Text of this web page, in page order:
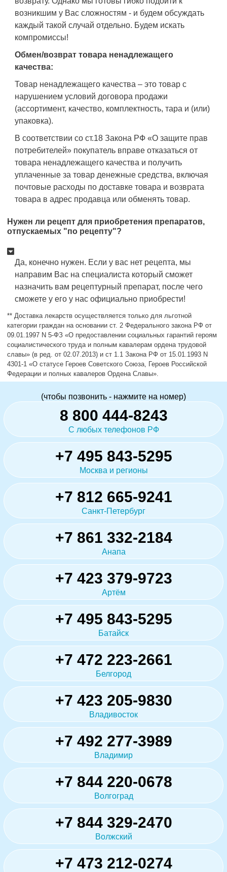
возникшим у Вас сложностям - и будем обсуждать
каждый такой случай отдельно. Будем искать
компромиссы!
Обмен/возврат товара ненадлежащего
качества:
Товар ненадлежащего качества – это товар с
нарушением условий договора продажи
(ассортимент, качество, комплектность, тара и (или)
упаковка).
В соответствии со ст.18 Закона РФ «О защите прав
потребителей» покупатель вправе отказаться от
товара ненадлежащего качества и получить
уплаченные за товар денежные средства, включая
почтовые расходы по доставке товара и возврата
товара в адрес продавца или обменять товар.
Нужен ли рецепт для приобретения препаратов,
отпускаемых "по рецепту"?
Да, конечно нужен. Если у вас нет рецепта, мы
направим Вас на специалиста который сможет
назначить вам рецептурный препарат, после чего
сможете у его у нас официально приобрести!
** Доставка лекарств осуществляется только для льготной
категории граждан на основании ст. 2 Федерального закона РФ от
09.01.1997 N 5-ФЗ «О предоставлении социальных гарантий героям
социалистического труда и полным кавалерам ордена трудовой
славы» (в ред. от 02.07.2013) и ст 1.1 Закона РФ от 15.01.1993 N
4301-1 «О статусе Героев Советского Союза, Героев Российской
Федерации и полных кавалеров Ордена Славы».
(чтобы позвонить - нажмите на номер)
8 800 444-8243
С любых телефонов РФ
+7 495 843-5295
Москва и регионы
+7 812 665-9241
Санкт-Петербург
+7 861 332-2184
Анапа
+7 423 379-9723
Артём
+7 495 843-5295
Батайск
+7 472 223-2661
Белгород
+7 423 205-9830
Владивосток
+7 492 277-3989
Владимир
+7 844 220-0678
Волгоград
+7 844 329-2470
Волжский
+7 473 212-0274